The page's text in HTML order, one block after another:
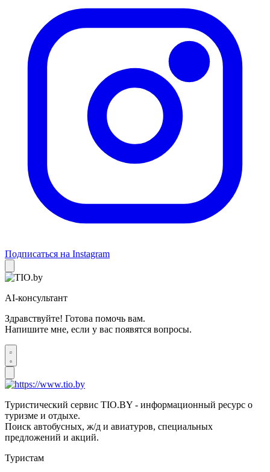
Подписаться на Instagram
AI-консультант
Здравствуйте! Готова помочь вам.
Напишите мне, если у вас появятся вопросы.
Туристический сервис TIO.BY - информационный ресурс о
туризме и отдыхе.
Поиск автобусных, ж/д и авиатуров, специальных
предложений и акций.
Туристам